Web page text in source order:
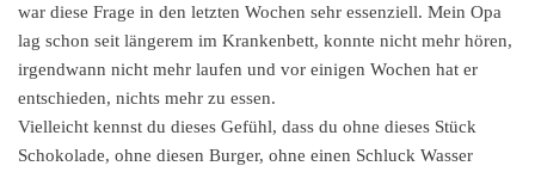
war diese Frage in den letzten Wochen sehr essenziell. Mein Opa
lag schon seit längerem im Krankenbett, konnte nicht mehr hören,
irgendwann nicht mehr laufen und vor einigen Wochen hat er
entschieden, nichts mehr zu essen.
Vielleicht kennst du dieses Gefühl, dass du ohne dieses Stück
Schokolade, ohne diesen Burger, ohne einen Schluck Wasser